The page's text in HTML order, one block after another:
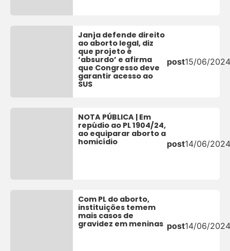
Janja defende direito
ao aborto legal, diz
que projeto é
‘absurdo’ e afirma
que Congresso deve
garantir acesso ao
SUS
post15/06/
NOTA PÚBLICA | Em
repúdio ao PL 1904/24,
ao equiparar aborto a
homicídio
post14/06/
Com PL do aborto,
instituições temem
mais casos de
gravidez em meninas post14/06/